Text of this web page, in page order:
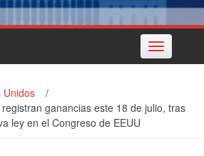
Toggle
navigation
Unidos
/
ganancias este 18 de julio, tras
ley en el Congreso de EEUU